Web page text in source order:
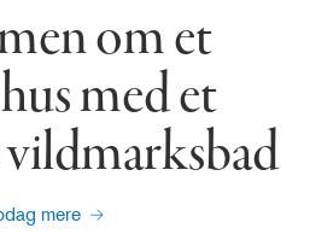
om et
med et
mere